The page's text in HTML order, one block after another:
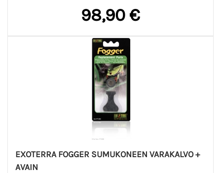
98,90 €
EXOTERRA FOGGER SUMUKONEEN VARAKALVO +
AVAIN